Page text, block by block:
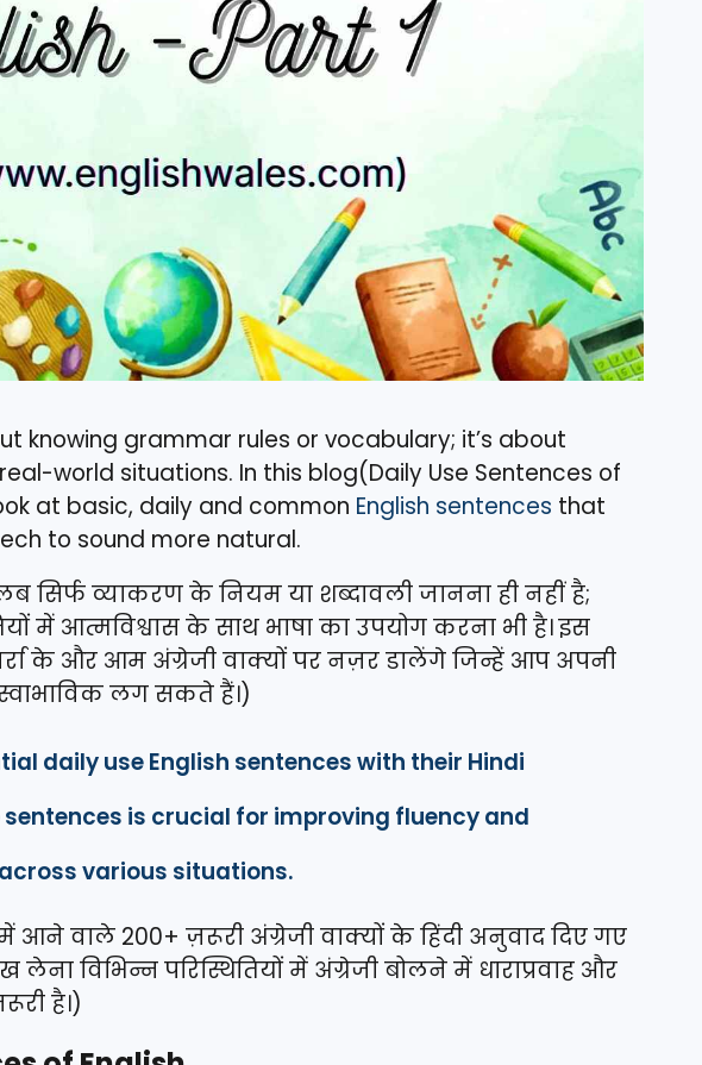
knowing grammar rules or vocabulary; it’s about
world situations. In this blog(Daily Use Sentences of
at basic, daily and common English sentences that
to sound more natural.
सिर्फ व्याकरण के नियम या शब्दावली जानना ही नहीं है;
में आत्मविश्वास के साथ भाषा का उपयोग करना भी है। इस
के और आम अंग्रेजी वाक्यों पर नज़र डालेंगे जिन्हें आप अपनी
लग सकते हैं।)
daily use English sentences with their Hindi
is crucial for improving fluency and
various situations.
वाले 200+ ज़रूरी अंग्रेजी वाक्यों के हिंदी अनुवाद दिए गए
लेना विभिन्न परिस्थितियों में अंग्रेजी बोलने में धाराप्रवाह और
है।)